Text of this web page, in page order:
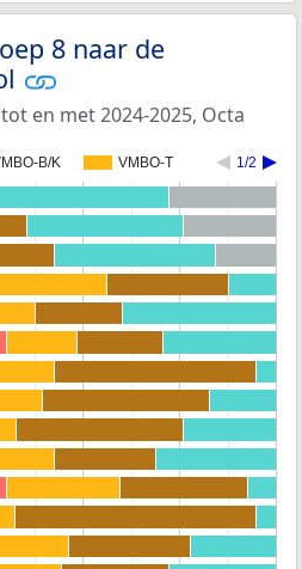
8 naar de
en met 2024-2025, Octa
B/K VMBO-T 1/2